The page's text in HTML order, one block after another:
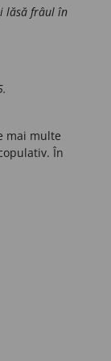
lăsă frâul în
mai multe
În